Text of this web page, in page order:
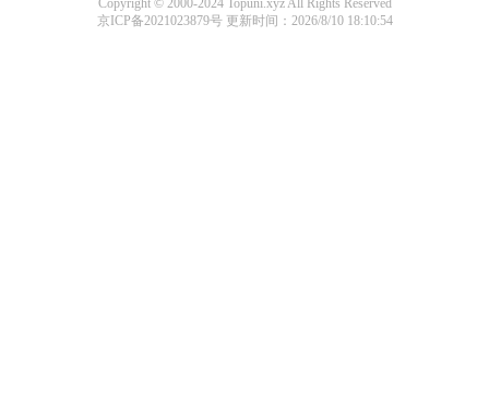
Copyright © 2000-2024 Topuni.xyz All Rights Reserved
京ICP备2021023879号更新时间：2026/8/10 18:10:54